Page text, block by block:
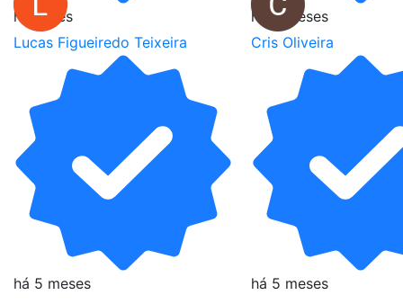
há 1 mês
há 2 meses
Lucas Figueiredo Teixeira
há 5 meses
Cris Oliveira
há 5 meses